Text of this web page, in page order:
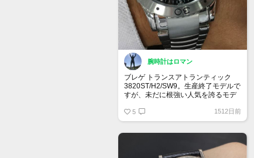
腕時計はロマン
ブレゲ トランスアトランティック
3820ST/H2/SW9。生産終了モデルで
すが、未だに根強い人気を誇るモデ
ブルに購入できる点もポイントが高
いです。ベゼルはサテン仕上げなの
5 1512日前